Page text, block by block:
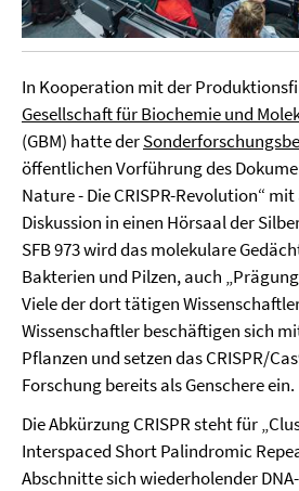
In Kooperation mit der
Gesellschaft für Biochemie und
(GBM) hatte der
öffentlichen Vorführung des
Nature - Die CRISPR-Revolution“
Diskussion in einen Hörsaal der
SFB 973 wird das molekulare
Bakterien und Pilzen, auch
Viele der dort tätigen
Wissenschaftler beschäftigen sich
Pflanzen und setzen das CRISPR/
Forschung bereits als Genschere ein.
Die Abkürzung CRISPR steht für
Interspaced Short Palindromic
Abschnitte sich wiederholender